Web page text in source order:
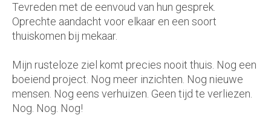
Tevreden met de eenvoud van hun gesprek.
Oprechte aandacht voor elkaar en een soort
thuiskomen bij mekaar.
Mijn rusteloze ziel komt precies nooit thuis. Nog een
boeiend project. Nog meer inzichten. Nog nieuwe
mensen. Nog eens verhuizen. Geen tijd te verliezen.
Nog. Nog. Nog!